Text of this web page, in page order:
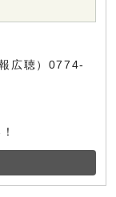
広聴）0774-